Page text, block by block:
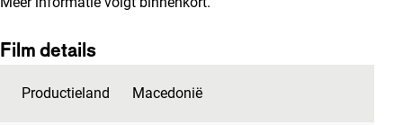
Film details
Productieland Macedonië